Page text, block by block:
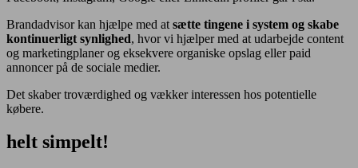
Brandadvisor kan hjælpe med at sætte tingene i system og skabe
kontinuerligt synlighed, hvor vi hjælper med at udarbejde content
og marketingplaner og eksekvere organiske opslag eller paid
annoncer på de sociale medier.
Det skaber troværdighed og vækker interessen hos potentielle
købere.
helt simpelt!